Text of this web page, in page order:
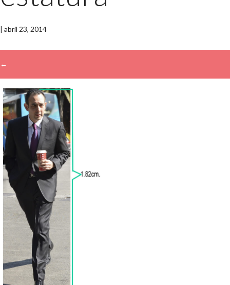
| abril 23, 2014
←
→